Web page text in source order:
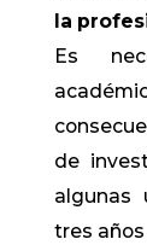
la
Es
de
algunas
tres